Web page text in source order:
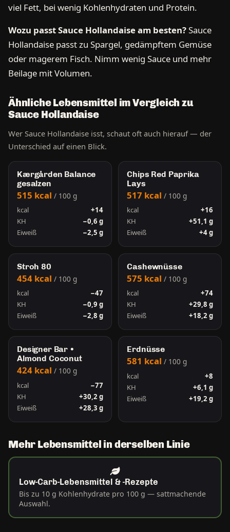
viel Fett, bei wenig Kohlenhydraten und Protein.
Wozu passt Sauce Hollandaise am besten?Sauce
Hollandaise passt zu Spargel, gedämpftem Gemüse
oder magerem Fisch. Nimm wenig Sauce und mehr
Beilage mit Volumen.
Ähnliche Lebensmittel im Vergleich zu
Sauce Hollandaise
Wer Sauce Hollandaise isst, schaut oft auch hierauf — der
Unterschied auf einen Blick.
Kærgården Balance
gesalzen
515 kcal / 100 g
kcal
+14
KH
−0,6 g
Eiweiß
−2,5 g
Chips Red Paprika
Lays
517 kcal/ 100 g
kcal
+16
KH
+51,1 g
Eiweiß
+4 g
Stroh 80
454 kcal / 100 g
kcal
−47
KH
−0,9 g
Eiweiß
−2,8 g
Cashewnüsse
575 kcal/ 100 g
kcal
+74
KH
+29,8 g
Eiweiß
+18,2 g
Designer Bar •
Almond Coconut
424 kcal / 100 g
kcal
−77
KH
+30,2 g
Eiweiß
+28,3 g
Erdnüsse
581 kcal/ 100 g
kcal
+8
KH
+6,1 g
Eiweiß
+19,2 g
Mehr Lebensmittel in derselben Linie
Low-Carb-Lebensmittel & -Rezepte
Bis zu 10 g Kohlenhydrate pro 100 g — sattmachende
Auswahl.